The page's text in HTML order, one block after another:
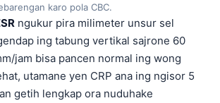
karo pola CBC.
ngukur pira milimeter unsur sel
ing tabung vertikal sajrone 60
jam bisa pancen normal ing wong
utamane yen CRP ana ing ngisor 5
getih lengkap ora nuduhake